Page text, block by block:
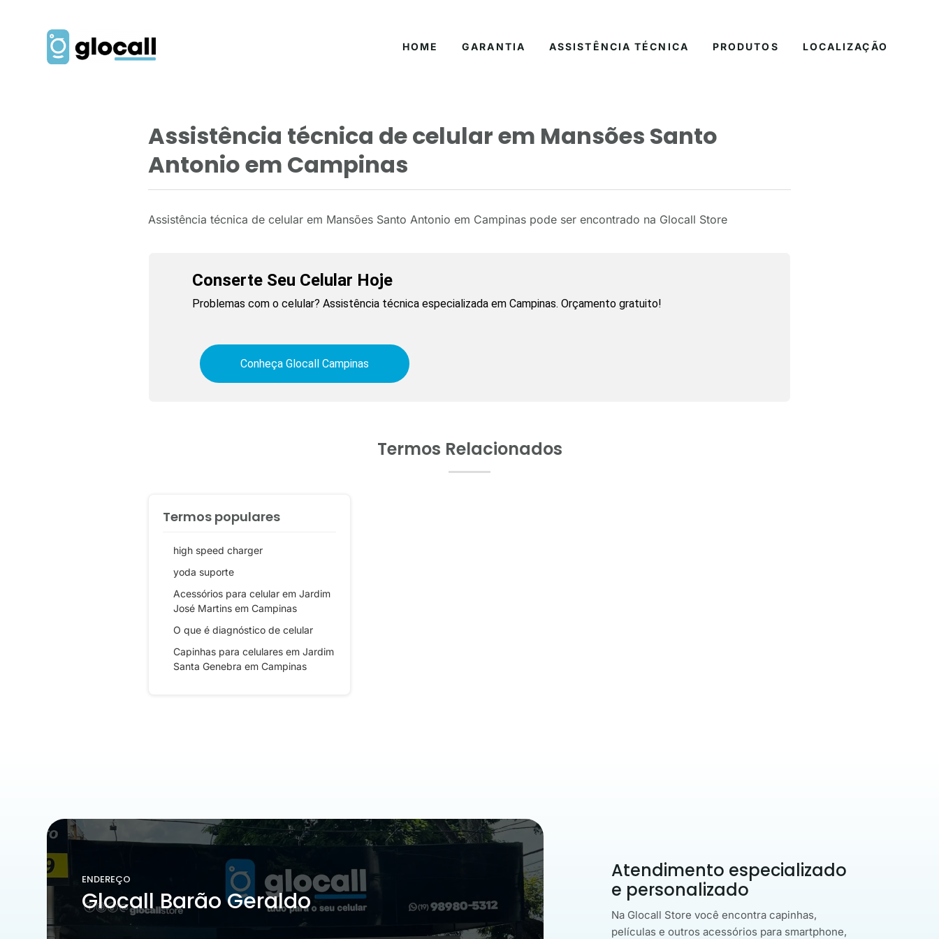
HOME GARANTIA ASSISTÊNCIA TÉCNICA PRODUTOS LOCALIZAÇÃO
Assistência técnica de celular em Mansões Santo
Antonio em Campinas
Assistência técnica de celular em Mansões Santo Antonio em Campinas pode ser encontrado na Glocall Store
Conserte Seu Celular Hoje
Problemas com o celular? Assistência técnica especializada em Campinas. Orçamento gratuito!
Conheça Glocall Campinas
Termos Relacionados
Termos populares
high speed charger
yoda suporte
Acessórios para celular em Jardim
José Martins em Campinas
O que é diagnóstico de celular
Capinhas para celulares em Jardim
Santa Genebra em Campinas
ENDEREÇO
Glocall Barão Geraldo
Atendimento especializado
e personalizado
Na Glocall Store você encontra capinhas,
películas e outros acessórios para smartphone,